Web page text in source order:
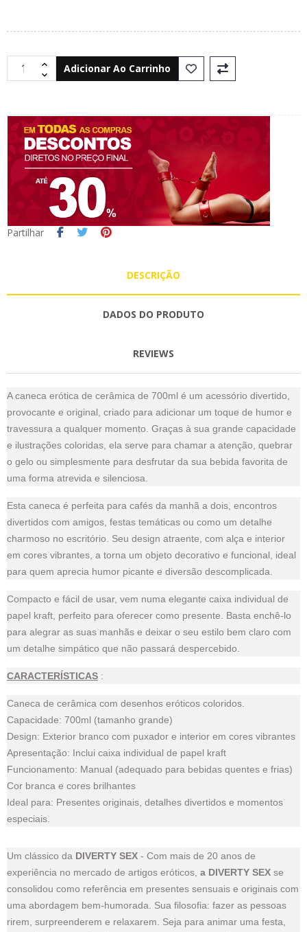
Adicionar Ao Carrinho
Partilhar
DESCRIÇÃO
DADOS DO PRODUTO
REVIEWS
A caneca erótica de cerâmica de 700ml é um acessório divertido,
provocante e original, criado para adicionar um toque de humor e
travessura a qualquer momento. Graças à sua grande capacidade
e ilustrações coloridas, ela serve para chamar a atenção, quebrar
o gelo ou simplesmente para desfrutar da sua bebida favorita de
uma forma atrevida e silenciosa.
Esta caneca é perfeita para cafés da manhã a dois, encontros
divertidos com amigos, festas temáticas ou como um detalhe
charmoso no escritório. Seu design atraente, com alça e interior
em cores vibrantes, a torna um objeto decorativo e funcional, ideal
para quem aprecia humor picante e diversão descomplicada.
Compacto e fácil de usar, vem numa elegante caixa individual de
papel kraft, perfeito para oferecer como presente. Basta enchê-lo
para alegrar as suas manhãs e deixar o seu estilo bem claro com
um detalhe simpático que não passará despercebido.
CARACTERÍSTICAS :
Caneca de cerâmica com desenhos eróticos coloridos.
Capacidade: 700ml (tamanho grande)
Design: Exterior branco com puxador e interior em cores vibrantes
Apresentação: Inclui caixa individual de papel kraft
Funcionamento: Manual (adequado para bebidas quentes e frias)
Cor branca e cores brilhantes
Ideal para: Presentes originais, detalhes divertidos e momentos
especiais.
Um clássico da DIVERTY SEX - Com mais de 20 anos de
experiência no mercado de artigos eróticos, a DIVERTY SEX se
consolidou como referência em presentes sensuais e originais com
uma abordagem bem-humorada. Sua filosofia: fazer as pessoas
rirem, surpreenderem e relaxarem. Seja para animar uma festa,